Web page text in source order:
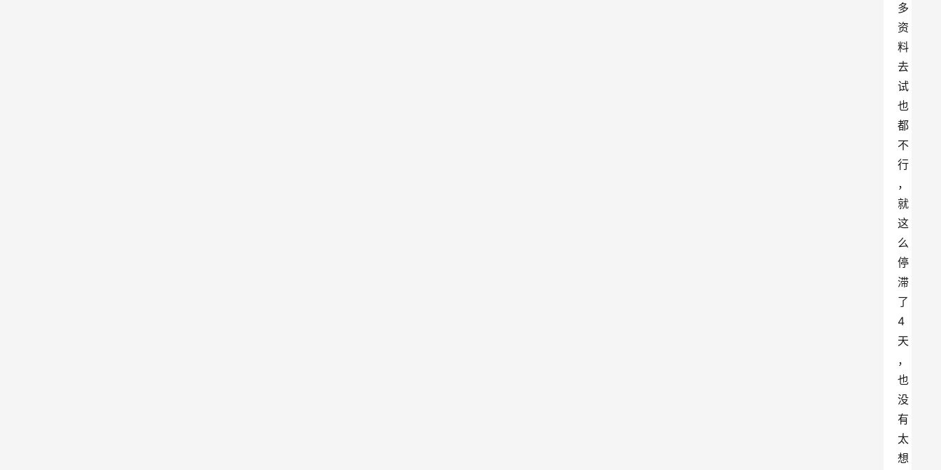
多
资
料
去
试
也
都
不
行
，
就
这
么
停
滞
了
4
天
，
也
没
有
太
想